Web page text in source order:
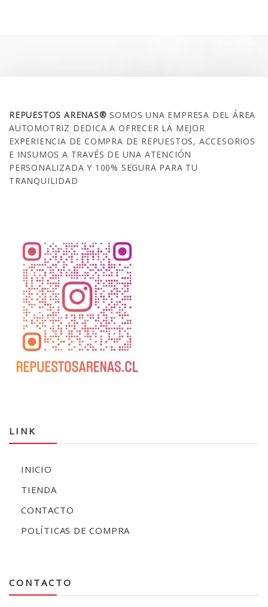
REPUESTOS ARENAS®SOMOS UNA EMPRESA DEL ÁREA
AUTOMOTRIZ DEDICA A OFRECER LA MEJOR
EXPERIENCIA DE COMPRA DE REPUESTOS, ACCESORIOS
E INSUMOS A TRAVÉS DE UNA ATENCIÓN
PERSONALIZADA Y 100% SEGURA PARA TU
TRANQUILIDAD
LINK
INICIO
TIENDA
CONTACTO
POLÍTICAS DE COMPRA
CONTACTO